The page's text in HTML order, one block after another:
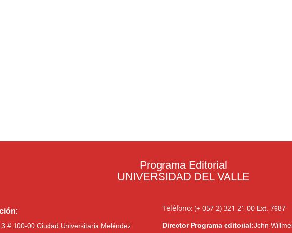
Programa Editorial
UNIVERSIDAD DEL VALLE
# 100-00 Ciudad Universitaria Meléndez
Teléfono: (+ 057 2) 321 21 00Ext. 7687
Director Programa editorial:John